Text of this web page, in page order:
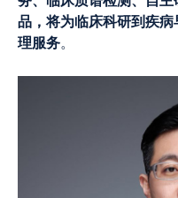
品，将为临床科研到疾
理服务。